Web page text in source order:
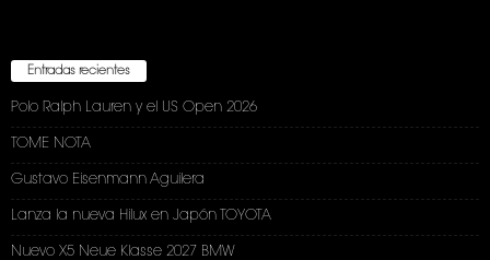
Entradas recientes
Polo Ralph Lauren y el US Open 2026
TOME NOTA
Gustavo Eisenmann Aguilera
Lanza la nueva Hilux en Japón TOYOTA
Nuevo X5 Neue Klasse 2027 BMW